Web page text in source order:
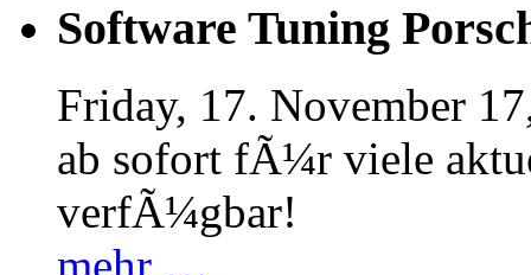
Software Tuning
Friday, 17. November
ab sofort fÃ¼r viele
verfÃ¼gbar!